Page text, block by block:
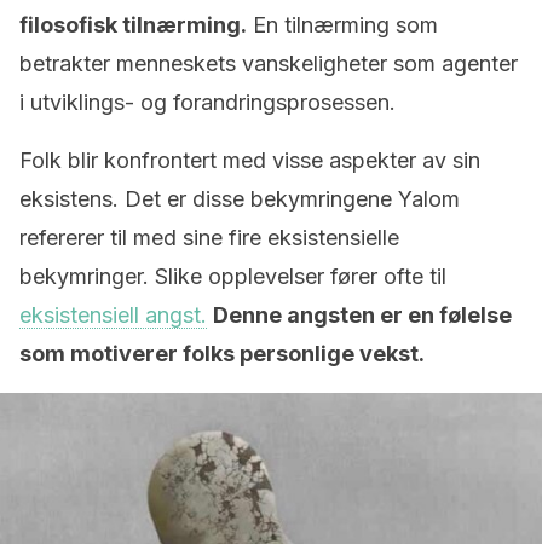
filosofisk tilnærming. En tilnærming som
betrakter menneskets vanskeligheter som agenter
i utviklings- og forandringsprosessen.
Folk blir konfrontert med visse aspekter av sin
eksistens. Det er disse bekymringene Yalom
refererer til med sine fire eksistensielle
bekymringer. Slike opplevelser fører ofte til
eksistensiell angst. Denne angsten er en følelse
som motiverer folks personlige vekst.